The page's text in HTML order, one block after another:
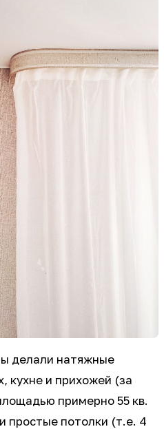
делали натяжные
кухне и прихожей (за
примерно 55 кв.
простые потолки (т.е. 4